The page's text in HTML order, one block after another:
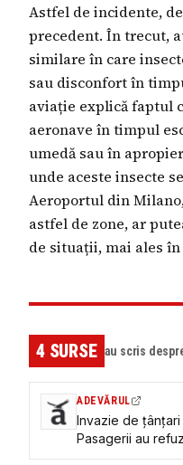
Astfel de incidente,
precedent. În trecut,
similare în care
sau disconfort în
aviație explică faptul
aeronave în timpul
umedă sau în
unde aceste insecte
Aeroportul din
astfel de zone, ar
de situații, mai ales
4SURSE au scris
ADEVĂRUL
Invazie de țânțari
Pasagerii au
că mă vor mânca